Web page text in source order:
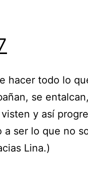
hacer todo lo
se
y así
a ser lo que no
Lina.)